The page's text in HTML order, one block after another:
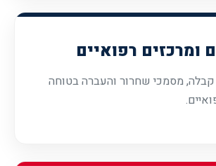
ומרכזים רפואיים
קבלה, מסמכי שחרור והעברה בטוחה